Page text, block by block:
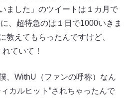
ました」のツイートは１カ月で
、超特急のは１日で1000いきま
教えてもらったんですけど、
ていて！
、WithU（ファンの呼称）なん
カルヒット”されちゃったんで